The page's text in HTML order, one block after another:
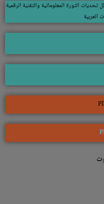
الثورة المعلوماتية والتقنية الرقمية
العربية